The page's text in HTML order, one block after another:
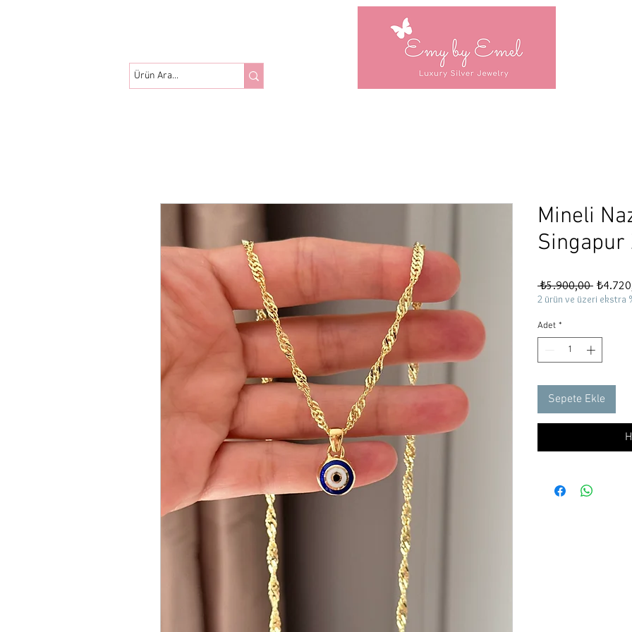
Mineli
Singapur
₺5.900,00 Normal
Fiyat
2 ürün ve üzeri ekstra
Adet *
Sepete Ekle